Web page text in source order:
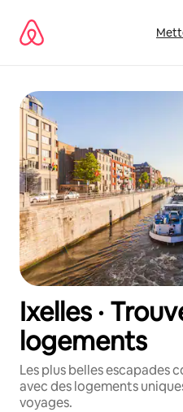
directement
Ixelles ·
logements
Les plus belles escapades
avec des logements
voyages.